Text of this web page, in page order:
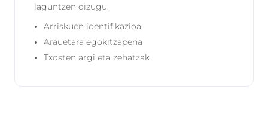
laguntzen dizugu.
Arriskuen identifikazioa
Arauetara egokitzapena
Txosten argi eta zehatzak